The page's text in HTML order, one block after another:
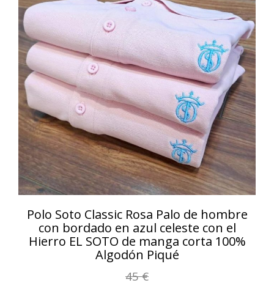
Polo Soto Classic Rosa Palo de hombre
con bordado en azul celeste con el
Hierro EL SOTO de manga corta 100%
Algodón Piqué
45 €